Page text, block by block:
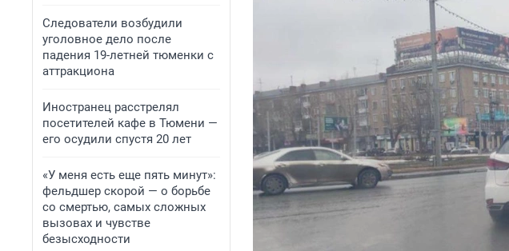
Следователи возбудили
уголовное дело после
падения 19-летней тюменки с
аттракциона
Иностранец расстрелял
посетителей кафе в Тюмени —
его осудили спустя 20 лет
«У меня есть еще пять минут»:
фельдшер скорой — о борьбе
со смертью, самых сложных
вызовах и чувстве
безысходности